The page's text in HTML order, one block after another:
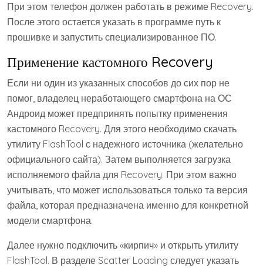
При этом телефон должен работать в режиме Recovery.
После этого остается указать в программе путь к
прошивке и запустить специализированное ПО.
Применение кастомного Recovery
Если ни один из указанных способов до сих пор не
помог, владелец неработающего смартфона на ОС
Андроид может предпринять попытку применения
кастомного Recovery. Для этого необходимо скачать
утилиту FlashTool с надежного источника (желательно
официального сайта). Затем выполняется загрузка
исполняемого файла для Recovery. При этом важно
учитывать, что может использоваться только та версия
файла, которая предназначена именно для конкретной
модели смартфона.
Далее нужно подключить «кирпич» и открыть утилиту
FlashTool. В разделе Scatter Loading следует указать